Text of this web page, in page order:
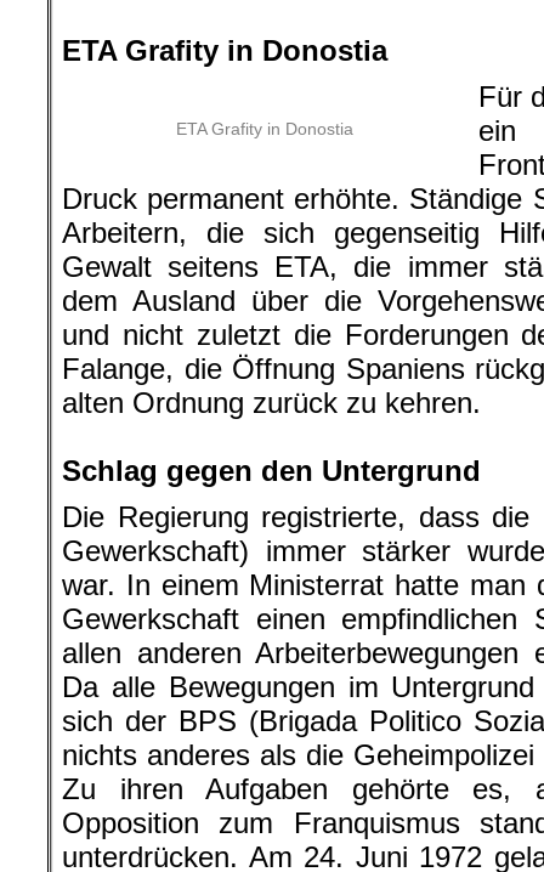
ETA Grafity in Donostia
ETA Grafity in Donostia
Für
ein
Druck permanent erhöhte. Ständige
Arbeitern, die sich gegenseitig
Gewalt seitens ETA, die immer
dem Ausland über die
und nicht zuletzt die Forderungen
Falange, die Öffnung Spaniens
alten Ordnung zurück zu kehren.
Schlag gegen den Untergrund
Die Regierung registrierte, dass
Gewerkschaft) immer stärker
war. In einem Ministerrat hatte man
Gewerkschaft einen
allen anderen
Da alle Bewegungen im
sich der BPS (Brigada Politico
nichts anderes als die
Zu ihren Aufgaben gehörte es,
Opposition zum Franquismus
unterdrücken. Am 24. Juni 1972